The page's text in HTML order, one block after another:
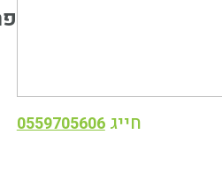
חייג 0559705606